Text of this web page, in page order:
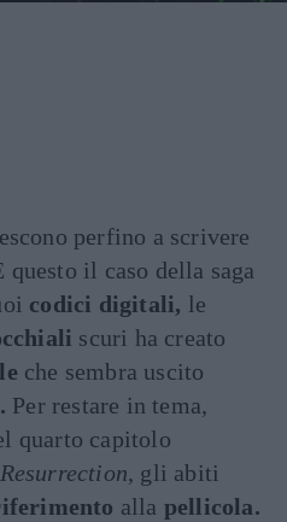
perfino a scrivere
questo il caso della saga
codici digitali, le
scuri ha creato
che sembra uscito
Per restare in tema,
quarto capitolo
, gli abiti
alla pellicola.